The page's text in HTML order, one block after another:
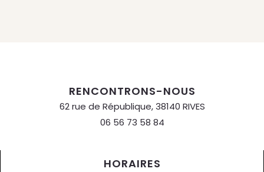
RENCONTRONS-NOUS
62 rue de République, 38140 RIVES
06 56 73 58 84
HORAIRES